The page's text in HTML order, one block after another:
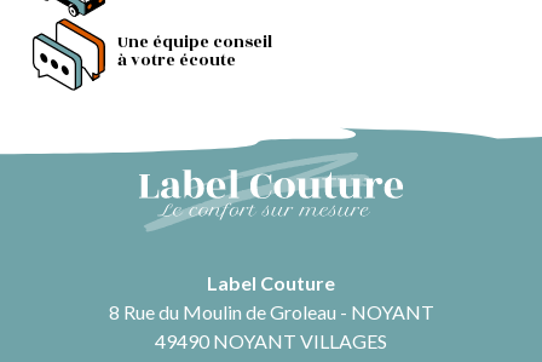
Une équipe conseil
à votre écoute
Label Couture
8 Rue du Moulin de Groleau - NOYANT
49490 NOYANT VILLAGES